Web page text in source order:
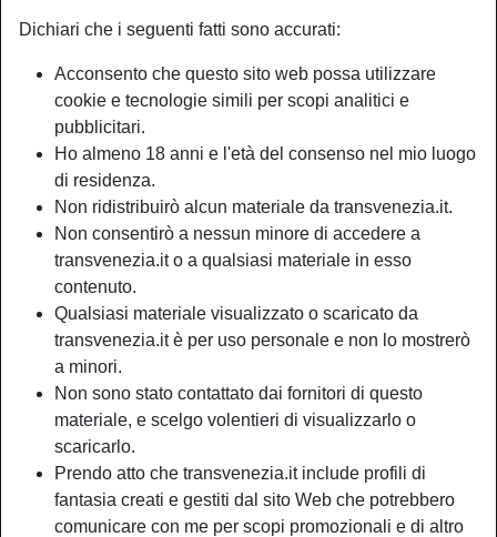
Dichiari che i seguenti fatti sono accurati:
Acconsento che questo sito web possa utilizzare
cookie e tecnologie simili per scopi analitici e
pubblicitari.
Ho almeno 18 anni e l'età del consenso nel mio luogo
di residenza.
Non ridistribuirò alcun materiale da transvenezia.it.
Non consentirò a nessun minore di accedere a
transvenezia.it o a qualsiasi materiale in esso
contenuto.
Qualsiasi materiale visualizzato o scaricato da
transvenezia.it è per uso personale e non lo mostrerò
a minori.
Non sono stato contattato dai fornitori di questo
materiale, e scelgo volentieri di visualizzarlo o
scaricarlo.
Prendo atto che transvenezia.it include profili di
fantasia creati e gestiti dal sito Web che potrebbero
comunicare con me per scopi promozionali e di altro
Nickname:
Signoraarrappata
Paese:
Italia
Provincia:
Treviso
Sesso:
Shemale
Sessualità:
Relazione:
Single
Colore dei capelli:
Bionde
Colore degli occhi:
Blu
Peso:
Depilata:
Depilata
person_pin Descrizione
Vieni da me e lasciati andare al lavoro sapiente della mia
bocca; vieni da me e avrai il miglior sesso orale della tua
vita; vieni da me e non potrai più fare a meno delle mie
labbra, ti sto aspettando.